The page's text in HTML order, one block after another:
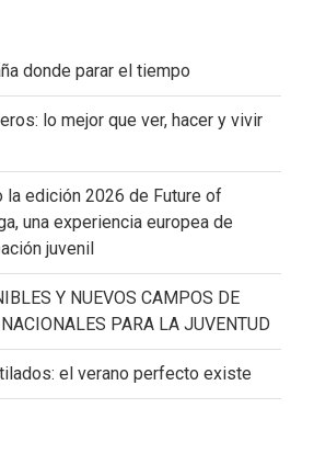
donde parar el tiempo
lo mejor que ver, hacer y vivir
la edición 2026 de Future of
una experiencia europea de
juvenil
Y NUEVOS CAMPOS DE
PARA LA JUVENTUD
el verano perfecto existe